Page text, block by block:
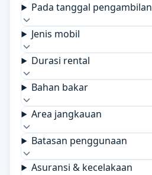
Pada tanggal pengambilan
Jenis mobil
Durasi rental
Bahan bakar
Area jangkauan
Batasan penggunaan
Asuransi & kecelakaan